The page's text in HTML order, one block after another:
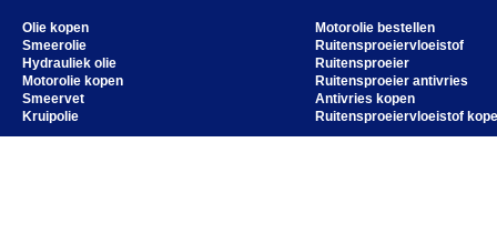
Olie kopen
Smeerolie
Hydrauliek olie
Motorolie kopen
Smeervet
Kruipolie
Motorolie bestellen
Ruitensproeiervloeistof
Ruitensproeier
Ruitensproeier antivries
Antivries kopen
Ruitensproeiervloeistof